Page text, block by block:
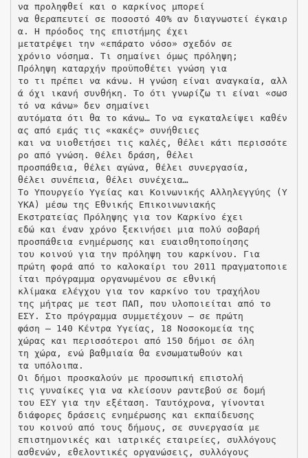
να προληφθεί και ο καρκίνος μπορεί
να θεραπευτεί σε ποσοστό 40% αν διαγνωστεί έγκαιρ
α. Η πρόοδος της επιστήμης έχει
μετατρέψει την «επάρατο νόσο» σχεδόν σε
χρόνιο νόσημα. Τι σημαίνει όμως πρόληψη;
Πρόληψη καταρχήν προϋποθέτει γνώση για
το τι πρέπει να κάνω. Η γνώση είναι αναγκαία, αλλ
ά όχι ικανή συνθήκη. Το ότι γνωρίζω τι είναι «σωσ
τό να κάνω» δεν σημαίνει
αυτόματα ότι θα το κάνω… Το να εγκαταλείψει καθέν
ας από εμάς τις «κακές» συνήθειες
και να υιοθετήσει τις καλές, θέλει κάτι περισσότε
ρο από γνώση. Θέλει δράση, θέλει
προσπάθεια, θέλει αγώνα, θέλει συνεργασία,
θέλει συνέπεια, θέλει συνέχεια…
Το Υπουργείο Υγείας και Κοινωνικής Αλληλεγγύης (Υ
ΥΚΑ) μέσω της Εθνικής Επικοινωνιακής
Εκστρατείας Πρόληψης για τον Καρκίνο έχει
εδώ και έναν χρόνο ξεκινήσει μια πολύ σοβαρή
προσπάθεια ενημέρωσης και ευαισθητοποίησης
του κοινού για την πρόληψη του καρκίνου. Για
πρώτη φορά από το καλοκαίρι του 2011 πραγματοποιε
ίται πρόγραμμα οργανωμένου σε εθνική
κλίμακα ελέγχου για τον καρκίνο του τραχήλου
της μήτρας με τεστ ΠΑΠ, που υλοποιείται από το
ΕΣΥ. Στο πρόγραμμα συμμετέχουν – σε πρώτη
φάση – 140 Κέντρα Υγείας, 18 Νοσοκομεία της
χώρας και περισσότεροι από 150 δήμοι σε όλη
τη χώρα, ενώ βαθμιαία θα ενσωματωθούν και
τα υπόλοιπα.
Οι δήμοι προσκαλούν με προσωπική επιστολή
τις γυναίκες για να κλείσουν ραντεβού σε δομή
του ΕΣΥ για την εξέταση. Ταυτόχρονα, γίνονται
διάφορες δράσεις ενημέρωσης και εκπαίδευσης
του κοινού από τους δήμους, σε συνεργασία με
επιστημονικές και ιατρικές εταιρείες, συλλόγους
ασθενών, εθελοντικές οργανώσεις, συλλόγους